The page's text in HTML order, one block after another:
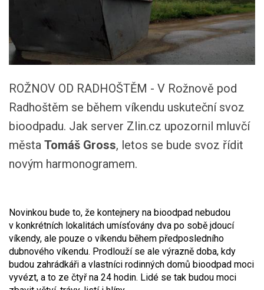
ROŽNOV OD RADHOŠTĚM - V Rožnově pod
Radhoštěm se během víkendu uskuteční svoz
bioodpadu. Jak server Zlin.cz upozornil mluvčí
města Tomáš Gross, letos se bude svoz řídit
novým harmonogramem.
Novinkou bude to, že kontejnery na bioodpad nebudou
v konkrétních lokalitách umísťovány dva po sobě jdoucí
víkendy, ale pouze o víkendu během předposledního
dubnového víkendu. Prodlouží se ale výrazně doba, kdy
budou zahrádkáři a vlastníci rodinných domů bioodpad moci
vyvézt, a to ze čtyř na 24 hodin. Lidé se tak budou moci